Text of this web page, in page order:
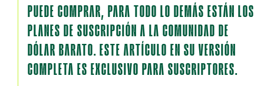
PUEDE COMPRAR, PARA TODO LO DEMÁS ESTÁN LOS
PLANES DE SUSCRIPCIÓN A LA COMUNIDAD DE
DÓLAR BARATO. ESTE ARTÍCULO EN SU VERSIÓN
COMPLETA ES EXCLUSIVO PARA SUSCRIPTORES.